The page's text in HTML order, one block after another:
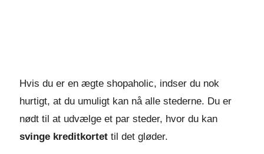
Hvis du er en ægte shopaholic, indser du nok
hurtigt, at du umuligt kan nå alle stederne. Du er
nødt til at udvælge et par steder, hvor du kan
svinge kreditkortet til det gløder.